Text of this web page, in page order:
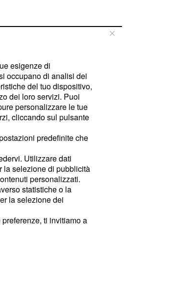
esigenze di
occupano di analisi dei
del tuo dispositivo,
dei loro servizi. Puoi
personalizzare le tue
cliccando sul pulsante
predefinite che
Utilizzare dati
la selezione di pubblicità
personalizzati.
statistiche o la
la selezione dei
ti invitiamo a